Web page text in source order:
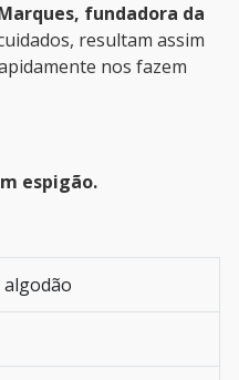
fundadora da
resultam assim
nos fazem
espigão.
algodão